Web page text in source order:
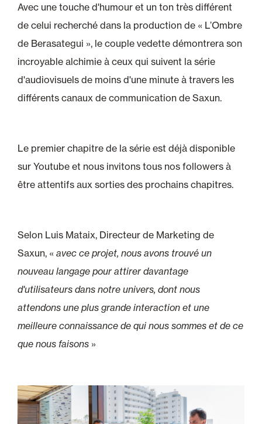
Avec une touche d'humour et un ton très différent
de celui recherché dans la production de « L’Ombre
de Berasategui », le couple vedette démontrera son
incroyable alchimie à ceux qui suivent la série
d'audiovisuels de moins d'une minute à travers les
différents canaux de communication de Saxun.
Le premier chapitre de la série est déjà disponible
sur Youtube et nous invitons tous nos followers à
être attentifs aux sorties des prochains chapitres.
Selon Luis Mataix, Directeur de Marketing de
Saxun, « avec ce projet, nous avons trouvé un
nouveau langage pour attirer davantage
d'utilisateurs dans notre univers, dont nous
attendons une plus grande interaction et une
meilleure connaissance de qui nous sommes et de ce
que nous faisons »